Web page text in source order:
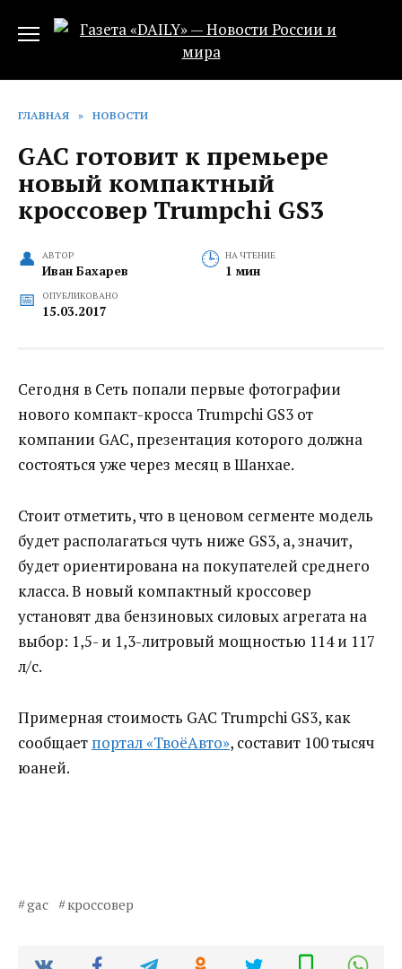
ГЛАВНАЯ » НОВОСТИ
GAC готовит к премьере
новый компактный
кроссовер Trumpchi GS3
АВТОР
Иван Бахарев
НА ЧТЕНИЕ
1 мин
ОПУБЛИКОВАНО
15.03.2017
Сегодня в Сеть попали первые фотографии
нового компакт-кросса Trumpchi GS3 от
компании GAC, презентация которого должна
состояться уже через месяц в Шанхае.
Стоит отметить, что в ценовом сегменте модель
будет располагаться чуть ниже GS3, а, значит,
будет ориентирована на покупателей среднего
класса. В новый компактный кроссовер
установят два бензиновых силовых агрегата на
выбор: 1,5- и 1,3-литровый мощностью 114 и 117
л/с.
Примерная стоимость GAC Trumpchi GS3, как
сообщает портал «ТвоёАвто», составит 100 тысяч
юаней.
gac кроссовер